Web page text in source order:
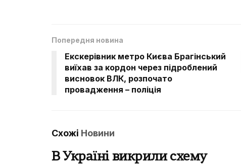
Попередня новина
Екскерівник метро Києва Брагінський
виїхав за кордон через підроблений
висновок ВЛК, розпочато
провадження – поліція
Схожі Новини
В Україні викрили схему